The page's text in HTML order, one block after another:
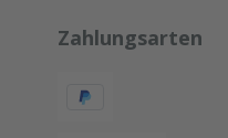
Zahlungsarten